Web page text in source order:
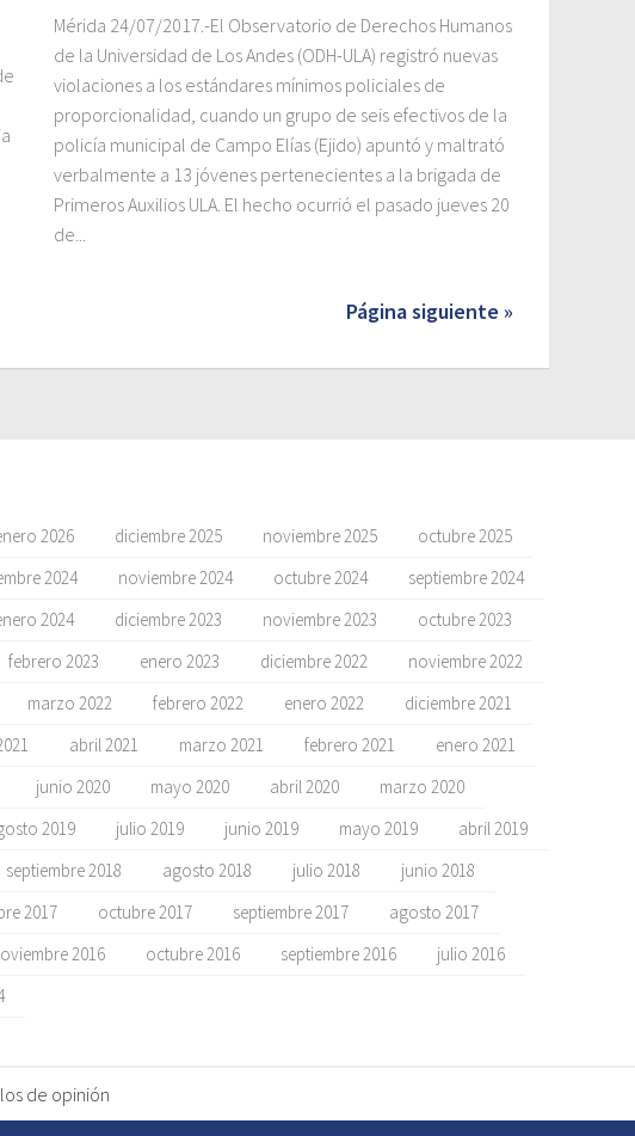
Mérida 24/07/2017.-El Observatorio de Derechos Humanos
de la Universidad de Los Andes (ODH-ULA) registró nuevas
violaciones a los estándares mínimos policiales de
proporcionalidad, cuando un grupo de seis efectivos de la
policía municipal de Campo Elías (Ejido) apuntó y maltrató
verbalmente a 13 jóvenes pertenecientes a la brigada de
Primeros Auxilios ULA. El hecho ocurrió el pasado jueves 20
de...
Página siguiente »
2026 diciembre 2025 noviembre 2025
octubre 2025
2024 noviembre 2024 octubre 2024
septiembre 2024
2024 diciembre 2023 noviembre 2023
octubre 2023
febrero 2023 enero 2023 diciembre 2022
noviembre 2022
marzo 2022 febrero 2022 enero 2022
diciembre 2021
abril 2021 marzo 2021 febrero 2021
enero 2021
junio 2020 mayo 2020 abril 2020
marzo 2020
2019 julio 2019 junio 2019 mayo 2019
abril 2019
septiembre 2018 agosto 2018 julio 2018
junio 2018
2017 octubre 2017 septiembre 2017
agosto 2017
2016 octubre 2016 septiembre 2016
julio 2016
de opinión